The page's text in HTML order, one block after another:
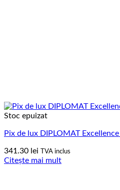
Stoc epuizat
Pix de lux DIPLOMAT
341.30 lei TVA inclus
Citește mai mult